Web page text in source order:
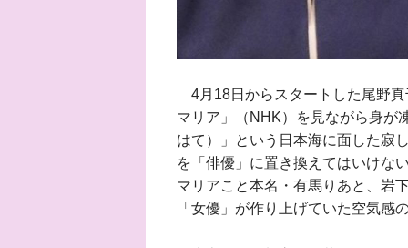
4月18日からスタートした尾野
マリア」（NHK）を見ながら身が
はて）」という日本海に面した寂
を「俳優」に置き換えてはいけな
マリアこと本名・有馬りあと、岩
「女優」が作り上げていた空気感